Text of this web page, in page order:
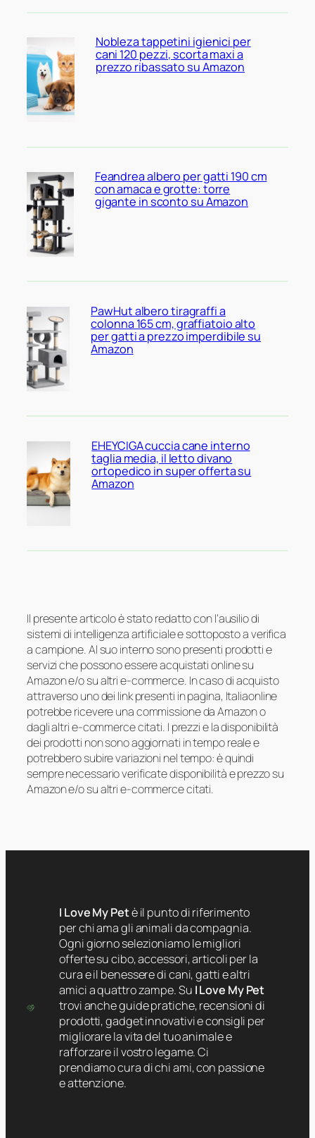
Nobleza tappetini igienici per
cani 120 pezzi, scorta maxi a
prezzo ribassato su Amazon
Feandrea albero per gatti 190 cm
con amaca e grotte: torre
gigante in sconto su Amazon
PawHut albero tiragraffi a
colonna 165 cm, graffiatoio alto
per gatti a prezzo imperdibile su
Amazon
EHEYCIGA cuccia cane interno
taglia media, il letto divano
ortopedico in super offerta su
Amazon
Il presente articolo è stato redatto con l’ausilio di
sistemi di intelligenza artificiale e sottoposto a verifica
a campione. Al suo interno sono presenti prodotti e
servizi che possono essere acquistati online su
Amazon e/o su altri e-commerce. In caso di acquisto
attraverso uno dei link presenti in pagina, Italiaonline
potrebbe ricevere una commissione da Amazon o
dagli altri e-commerce citati. I prezzi e la disponibilità
dei prodotti non sono aggiornati in tempo reale e
potrebbero subire variazioni nel tempo: è quindi
sempre necessario verificate disponibilità e prezzo su
Amazon e/o su altri e-commerce citati.
I Love My Petè il punto di riferimento
per chi ama gli animali da compagnia.
Ogni giorno selezioniamo le migliori
offerte su cibo, accessori, articoli per la
cura e il benessere di cani, gatti e altri
amici a quattro zampe. Su I Love My Pet
trovi anche guide pratiche, recensioni di
prodotti, gadget innovativi e consigli per
migliorare la vita del tuo animale e
rafforzare il vostro legame. Ci
prendiamo cura di chi ami, con passione
e attenzione.